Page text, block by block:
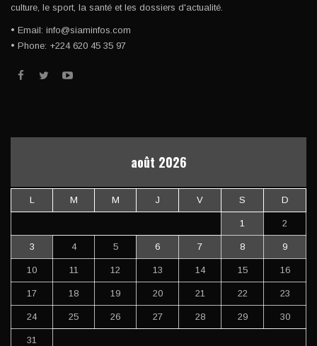
culture, le sport, la santé et les dossiers d'actualité.
• Email: info@siaminfos.com
• Phone: +224 620 45 35 97
août 2026
L M M J V S D
1 2
3 4 5 6 7 8 9
10 11 12 13 14 15 16
17 18 19 20 21 22 23
24 25 26 27 28 29 30
31